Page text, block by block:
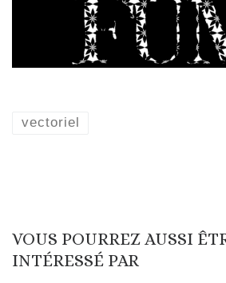
vectoriel
VOUS POURREZ AUSSI
INTÉRESSÉ PAR